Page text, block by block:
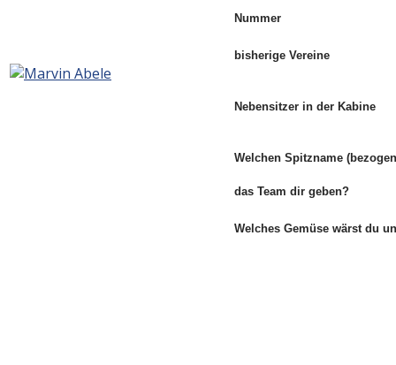
Nummer
bisherige Vereine
Nebensitzer in der Kabine
Welchen Spitzname
das Team dir geben?
Welches Gemüse wärst du